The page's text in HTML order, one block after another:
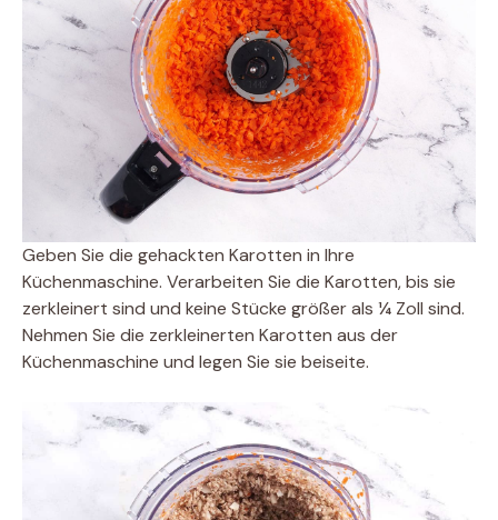
Geben Sie die gehackten Karotten in Ihre
Küchenmaschine. Verarbeiten Sie die Karotten, bis sie
zerkleinert sind und keine Stücke größer als ¼ Zoll sind.
Nehmen Sie die zerkleinerten Karotten aus der
Küchenmaschine und legen Sie sie beiseite.